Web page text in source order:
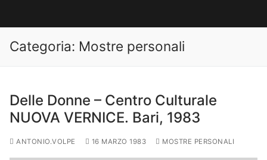
Categoria: Mostre personali
Delle Donne – Centro Culturale
NUOVA VERNICE. Bari, 1983
ANTONIO.VOLPE 16 MARZO 1983 MOSTRE PERSONALI